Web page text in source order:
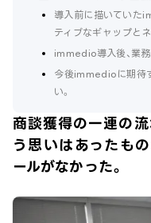
導入前に描いていた
ティブなギャップと
immedio導入後、業
今後immedioに期待
い。
商談獲得の一連の
う思いはあったも
ールがなかった。